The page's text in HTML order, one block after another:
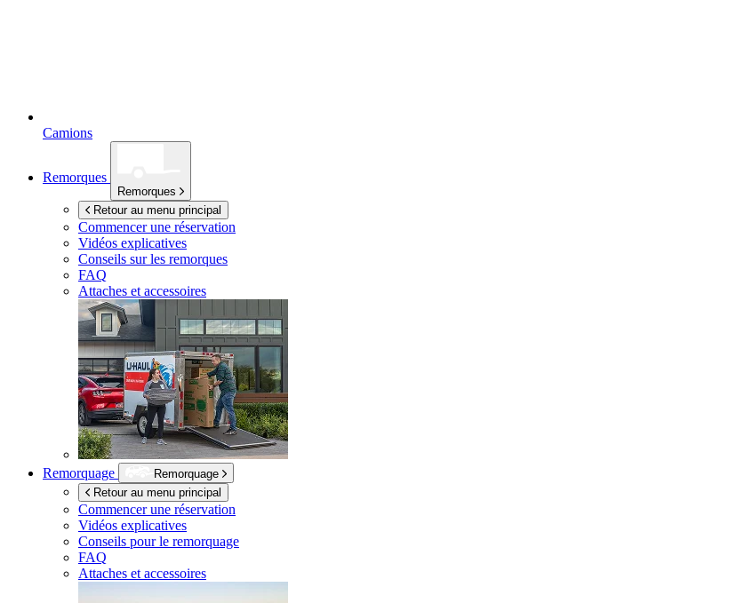
Camions
Remorques
Remorques
Retour au menu principal
Commencer une réservation
Vidéos explicatives
Conseils sur les remorques
FAQ
Attaches et accessoires
Remorquage
Remorquage
Retour au menu principal
Commencer une réservation
Vidéos explicatives
Conseils pour le remorquage
FAQ
Attaches et accessoires